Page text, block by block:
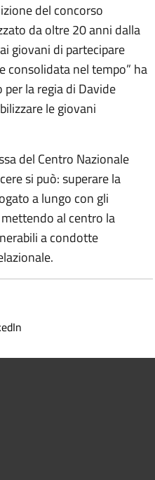
del concorso
da oltre 20 anni dalla
giovani di partecipare
consolidata nel tempo” ha
la regia di Davide
le giovani
del Centro Nazionale
si può: superare la
a lungo con gli
al centro la
a condotte